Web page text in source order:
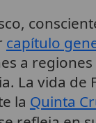
capítulo
a
La vida de
la Quinta